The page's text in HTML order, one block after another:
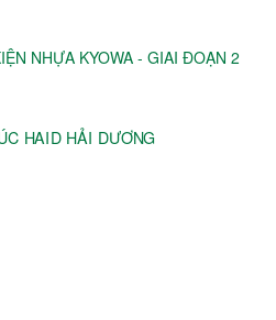
NHỰA KYOWA - GIAI ĐOẠN 2